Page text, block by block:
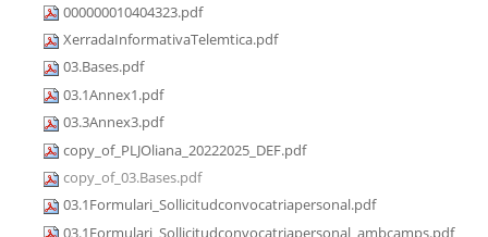
000000010404323.pdf
XerradaInformativaTelemtica.pdf
03.Bases.pdf
03.1Annex1.pdf
03.3Annex3.pdf
copy_of_PLJOliana_20222025_DEF.pdf
copy_of_03.Bases.pdf
03.1Formulari_Sollicitudconvocatriapersonal.pdf
03.1Formulari_Sollicitudconvocatriapersonal_ambcamps.pdf